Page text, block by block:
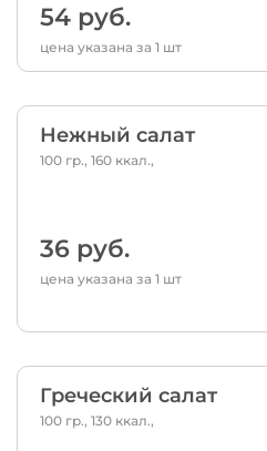
54 руб.
цена указана за 1 шт
Нежный салат
100 гр., 160 ккал.,
36 руб.
цена указана за 1 шт
Греческий салат
100 гр., 130 ккал.,